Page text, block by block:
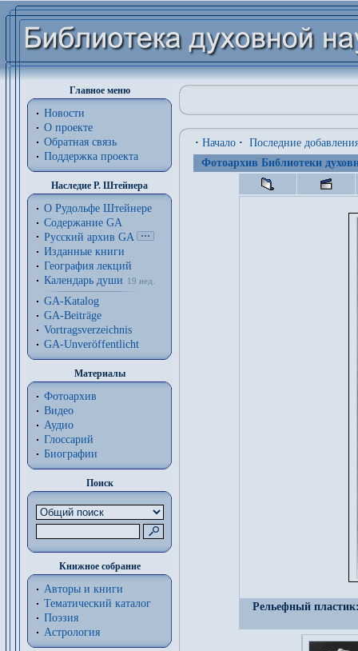
Главное меню
Новости
О проекте
Обратная связь
Поддержка проекта
Наследие Р. Штейнера
О Рудольфе Штейнере
Содержание GA
Русский архив GA
Изданные книги
География лекций
Календарь души
19 нед.
GA-Katalog
GA-Beiträge
Vortragsverzeichnis
GA-Unveröffentlicht
Материалы
Фотоархив
Видео
Аудио
Глоссарий
Биографии
Поиск
Книжное собрание
Авторы и книги
Тематический каталог
Поэзия
Астрология
· Начало · Последние
Фотоархив Библиотеки
Рельефный